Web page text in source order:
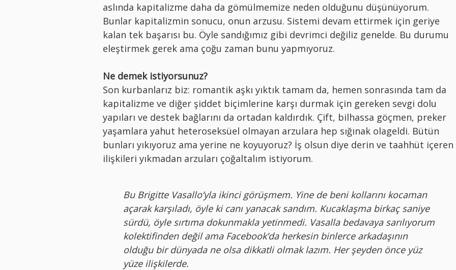
aslında kapitalizme daha da gömülmemize neden olduğunu düşünüyorum.
Bunlar kapitalizmin sonucu, onun arzusu. Sistemi devam ettirmek için geriye
kalan tek başarısı bu. Öyle sandığımız gibi devrimci değiliz genelde. Bu durumu
eleştirmek gerek ama çoğu zaman bunu yapmıyoruz.
Ne demek istiyorsunuz?
Son kurbanlarız biz: romantik aşkı yıktık tamam da, hemen sonrasında tam da
kapitalizme ve diğer şiddet biçimlerine karşı durmak için gereken sevgi dolu
yapıları ve destek bağlarını da ortadan kaldırdık. Çift, bilhassa göçmen, preker
yaşamlara yahut heteroseksüel olmayan arzulara hep sığınak olageldi. Bütün
bunları yıkıyoruz ama yerine ne koyuyoruz? İş olsun diye derin ve taahhüt içeren
ilişkileri yıkmadan arzuları çoğaltalım istiyorum.
Bu Brigitte Vasallo’yla ikinci görüşmem. Yine de beni kollarını kocaman
açarak karşıladı, öyle ki canı yanacak sandım. Kucaklaşma birkaç saniye
sürdü, öyle sırtıma dokunmakla yetinmedi. Vasalla bedavaya sarılıyorum
kolektifinden değil ama Facebook’da herkesin binlerce arkadaşının
olduğu bir dünyada ne olsa dikkatli olmak lazım. Her şeyden önce yüz
yüze ilişkilerde.